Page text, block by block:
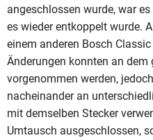
angeschlossen wurde, war
es wieder entkoppelt wurde.
einem anderen Bosch
Änderungen konnten an
vorgenommen werden,
nacheinander an
mit demselben Stecker
Umtausch ausgeschlossen,